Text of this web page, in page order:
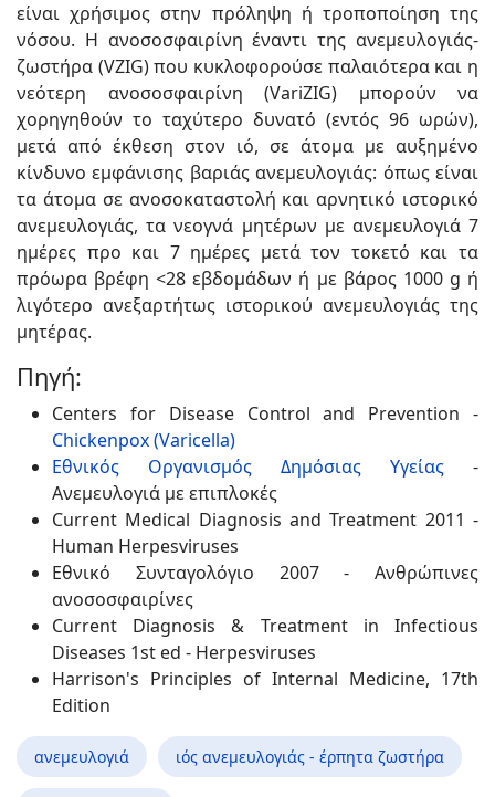
είναι χρήσιμος στην πρόληψη ή τροποποίηση της
νόσου. Η ανοσοσφαιρίνη έναντι της ανεμευλογιάς-
ζωστήρα (VZIG) που κυκλοφορούσε παλαιότερα και η
νεότερη ανοσοσφαιρίνη (VariZIG) μπορούν να
χορηγηθούν το ταχύτερο δυνατό (εντός 96 ωρών),
μετά από έκθεση στον ιό, σε άτομα με αυξημένο
κίνδυνο εμφάνισης βαριάς ανεμευλογιάς: όπως είναι
τα άτομα σε ανοσοκαταστολή και αρνητικό ιστορικό
ανεμευλογιάς, τα νεογνά μητέρων με ανεμευλογιά 7
ημέρες προ και 7 ημέρες μετά τον τοκετό και τα
πρόωρα βρέφη <28 εβδομάδων ή με βάρος 1000 g ή
λιγότερο ανεξαρτήτως ιστορικού ανεμευλογιάς της
μητέρας.
Πηγή:
Centers for Disease Control and Prevention -
Chickenpox (Varicella)
Εθνικός Οργανισμός Δημόσιας Υγείας -
Ανεμευλογιά με επιπλοκές
Current Medical Diagnosis and Treatment 2011 -
Human Herpesviruses
Εθνικό Συνταγολόγιο 2007 - Aνθρώπινες
ανοσοσφαιρίνες
Current Diagnosis & Treatment in Infectious
Diseases 1st ed - Herpesviruses
Harrison's Principles of Internal Medicine, 17th
Edition
ανεμευλογιά ιός ανεμευλογιάς - έρπητα ζωστήρα